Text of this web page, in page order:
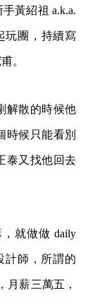
黃紹祖 a.k.a.
玩團，持續寫
。
解散的時候他
時候只能看別
泰又找他回去
就做做 daily
計師，所謂的
月薪三萬五，